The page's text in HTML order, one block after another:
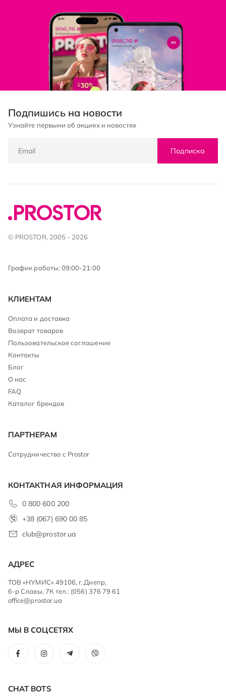
Подпишись на новости
Узнайте первыми об акциях и новостях
Подписка
© PROSTOR, 2005 - 2026
График работы: 09:00-21:00
КЛИЕНТАМ
Оплата и доставка
Возврат товаров
Пользовательское соглашение
Контакты
Блог
О нас
FAQ
Каталог брендов
ПАРТНЕРАМ
Сотрудничество с Prostor
КОНТАКТНАЯ ИНФОРМАЦИЯ
0 800 600 200
+38 (067) 690 00 85
club@prostor.ua
АДРЕС
ТОВ «НУМИС» 49106, г. Днепр,
б-р Славы, 7К тел.: (056) 376 79 61
office@prostor.ua
МЫ В СОЦСЕТЯХ
CHAT BOTS